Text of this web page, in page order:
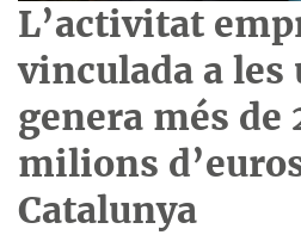
L’activitat
vinculada a
genera més de
milions
Catalunya